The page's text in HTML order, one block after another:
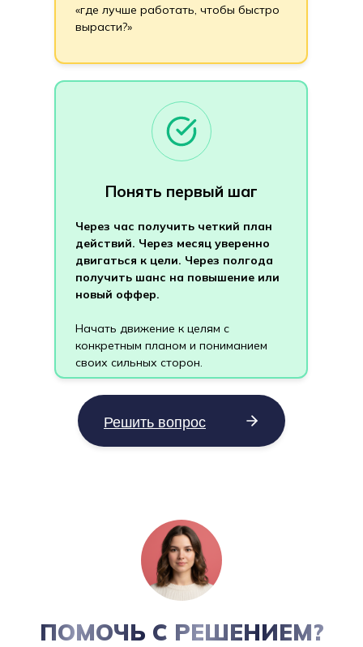
Попробую сам
Решить вопрос
«где лучше работать, чтобы быстро
вырасти?»
Понять первый шаг
Через час получить четкий план
действий. Через месяц уверенно
двигаться к цели. Через полгода
получить шанс на повышение или
новый оффер.
Начать движение к целям с
конкретным планом и пониманием
своих сильных сторон.
ПОМОЧЬ С РЕШЕНИЕМ?